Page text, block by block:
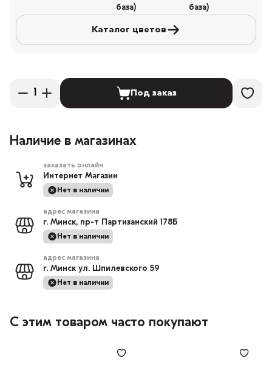
база)
база)
Каталог цветов
Под заказ
Наличие в магазинах
заказать онлайн
Интернет Магазин
Нет в наличии
адрес магазина
г. Минск, пр-т Партизанский 178Б
Нет в наличии
адрес магазина
г. Минск ул. Шпилевского 59
Нет в наличии
С этим товаром часто покупают